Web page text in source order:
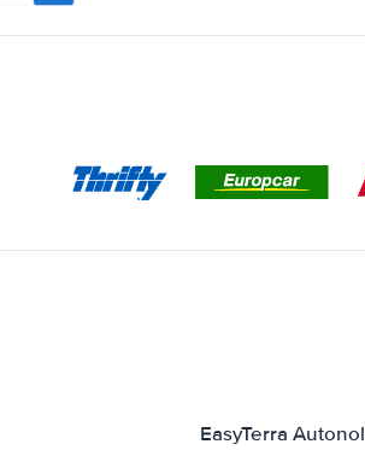
EasyTerra